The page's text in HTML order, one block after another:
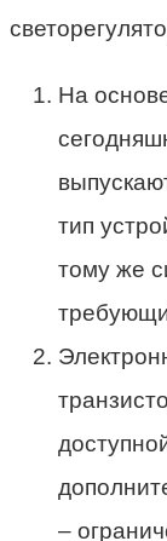
На
тип
тому же
–